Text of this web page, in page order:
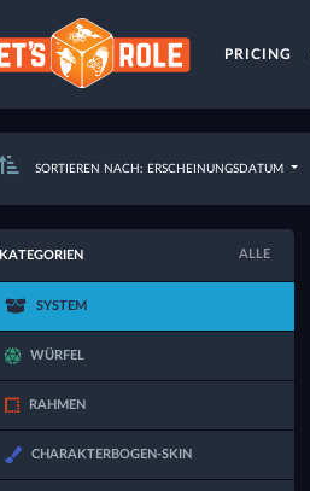
PRICING
SORTIEREN NACH: ERSCHEINUNGSDATUM
KATEGORIEN ALLE
SYSTEM
WÜRFEL
RAHMEN
CHARAKTERBOGEN-SKIN